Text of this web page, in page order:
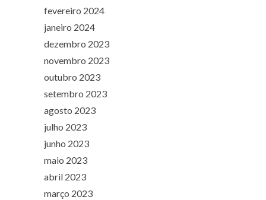
fevereiro 2024
janeiro 2024
dezembro 2023
novembro 2023
outubro 2023
setembro 2023
agosto 2023
julho 2023
junho 2023
maio 2023
abril 2023
março 2023